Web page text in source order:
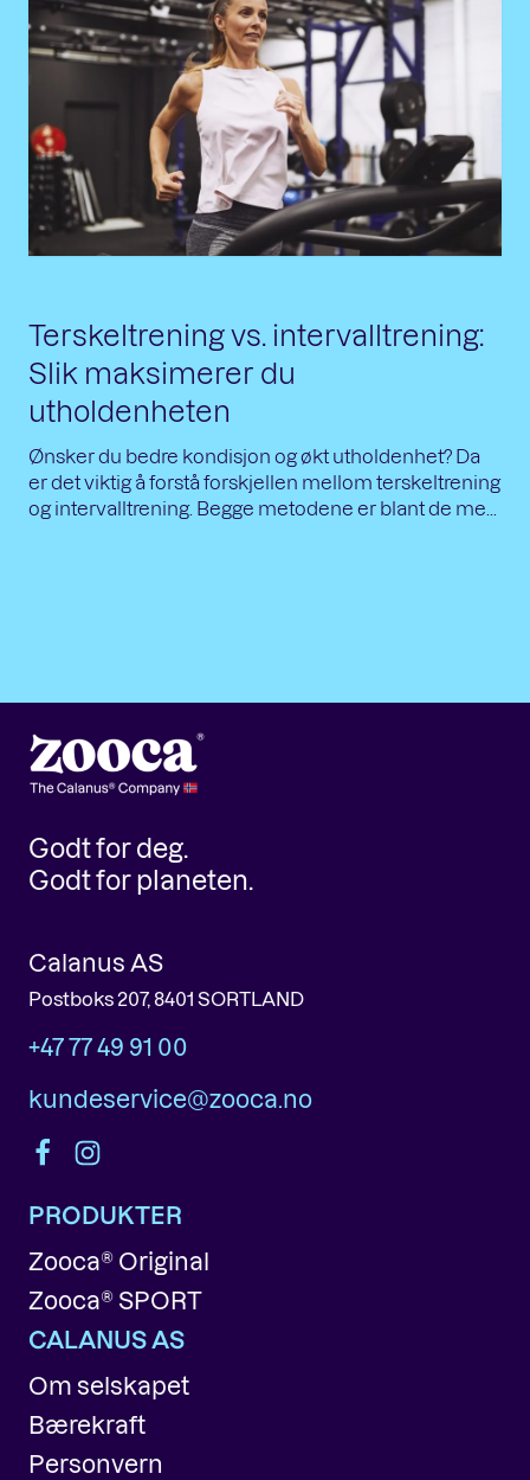
Terskeltrening vs. intervalltrening:
Slik maksimerer du
utholdenheten
Ønsker du bedre kondisjon og økt utholdenhet? Da
er det viktig å forstå forskjellen mellom terskeltrening
og intervalltrening. Begge metodene er blant de me...
Godt for deg.
Godt for planeten.
Calanus AS
Postboks 207, 8401 SORTLAND
+47 77 49 91 00
kundeservice@zooca.no
PRODUKTER
Zooca® Original
Zooca® SPORT
CALANUS AS
Om selskapet
Bærekraft
Personvern